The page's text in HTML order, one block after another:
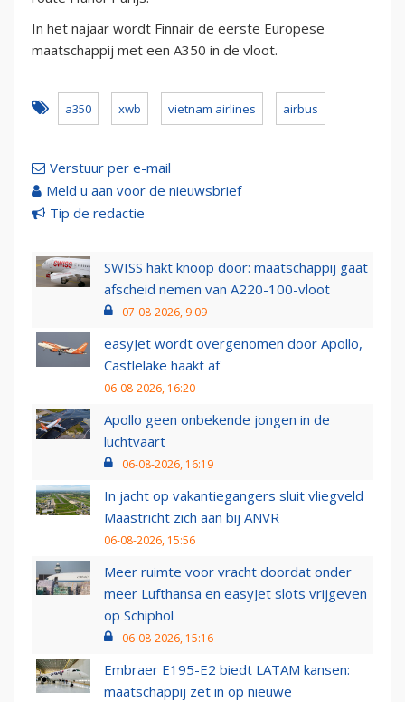
In het najaar wordt Finnair de eerste Europese
maatschappij met een A350 in de vloot.
a350 xwb vietnam airlines airbus
Verstuur per e-mail
Meld u aan voor de nieuwsbrief
Tip de redactie
SWISS hakt knoop door: maatschappij gaat
afscheid nemen van A220-100-vloot
07-08-2026, 9:09
easyJet wordt overgenomen door Apollo,
Castlelake haakt af
06-08-2026, 16:20
Apollo geen onbekende jongen in de
luchtvaart
06-08-2026, 16:19
In jacht op vakantiegangers sluit vliegveld
Maastricht zich aan bij ANVR
06-08-2026, 15:56
Meer ruimte voor vracht doordat onder
meer Lufthansa en easyJet slots vrijgeven
op Schiphol
06-08-2026, 15:16
Embraer E195-E2 biedt LATAM kansen:
maatschappij zet in op nieuwe